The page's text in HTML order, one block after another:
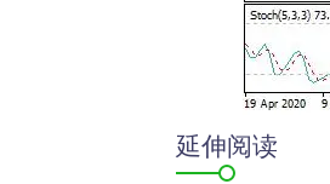
延伸阅读